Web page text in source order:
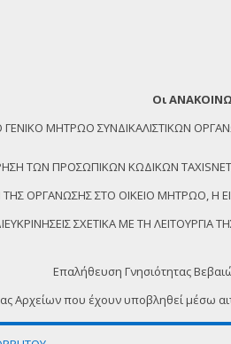
Οι
ΓΕΝΙΚΟ ΜΗΤΡΩΟ ΣΥΝΔΙΚΑΛΙΣΤΙΚΩΝ
ΤΩΝ ΠΡΟΣΩΠΙΚΩΝ ΚΩΔΙΚΩΝ
ΟΡΓΑΝΩΣΗΣ ΣΤΟ ΟΙΚΕΙΟ ΜΗΤΡΩΟ, Η
ΣΧΕΤΙΚΑ ΜΕ ΤΗ
Επαλήθευση Γνησιότητας
Αρχείων που έχουν υποβληθεί μέσω